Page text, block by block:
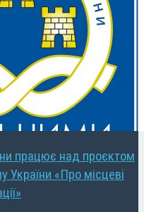
працює над проєктом
України «Про місцеві